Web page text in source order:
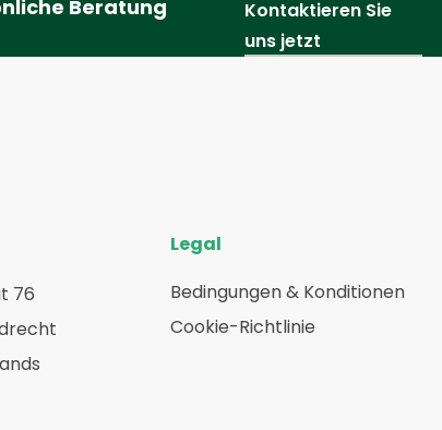
Beratung
Kontaktieren Sie
uns jetzt
76
Legal
Bedingungen & Konditionen
Cookie-Richtlinie